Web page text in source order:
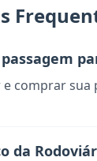
e comprar
da